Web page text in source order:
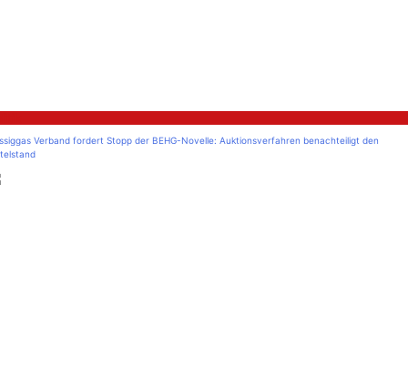
Verband fordert Stopp der BEHG-Novelle: Auktionsverfahren benachteiligt den